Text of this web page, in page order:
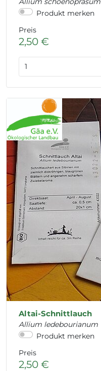
Produkt merken
Preis
2,50 €
Altai-Schnittlauch
Allium ledebourianum
Produkt merken
Preis
2,50 €